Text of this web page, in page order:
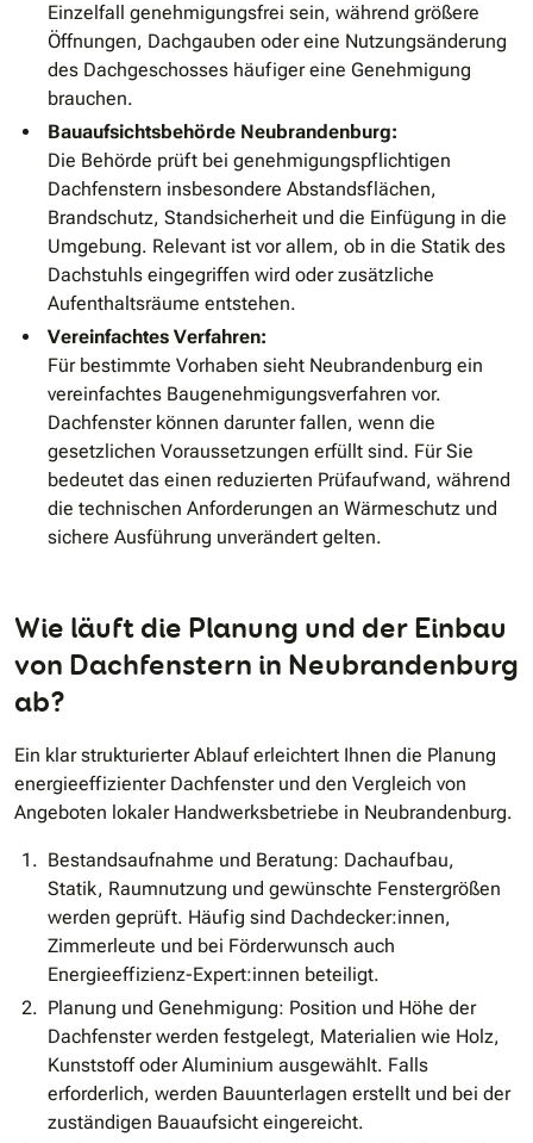
Einzelfall genehmigungsfrei sein, während größere
Öffnungen, Dachgauben oder eine Nutzungsänderung
des Dachgeschosses häufiger eine Genehmigung
brauchen.
Bauaufsichtsbehörde Neubrandenburg:
Die Behörde prüft bei genehmigungspflichtigen
Dachfenstern insbesondere Abstandsflächen,
Brandschutz, Standsicherheit und die Einfügung in die
Umgebung. Relevant ist vor allem, ob in die Statik des
Dachstuhls eingegriffen wird oder zusätzliche
Aufenthaltsräume entstehen.
Vereinfachtes Verfahren:
Für bestimmte Vorhaben sieht Neubrandenburg ein
vereinfachtes Baugenehmigungsverfahren vor.
Dachfenster können darunter fallen, wenn die
gesetzlichen Voraussetzungen erfüllt sind. Für Sie
bedeutet das einen reduzierten Prüfaufwand, während
die technischen Anforderungen an Wärmeschutz und
sichere Ausführung unverändert gelten.
Wie läuft die Planung und der Einbau
von Dachfenstern in Neubrandenburg
ab?
Ein klar strukturierter Ablauf erleichtert Ihnen die Planung
energieeffizienter Dachfenster und den Vergleich von
Angeboten lokaler Handwerksbetriebe in Neubrandenburg.
Bestandsaufnahme und Beratung: Dachaufbau,
Statik, Raumnutzung und gewünschte Fenstergrößen
werden geprüft. Häufig sind Dachdecker:innen,
Zimmerleute und bei Förderwunsch auch
Energieeffizienz-Expert:innen beteiligt.
Planung und Genehmigung: Position und Höhe der
Dachfenster werden festgelegt, Materialien wie Holz,
Kunststoff oder Aluminium ausgewählt. Falls
erforderlich, werden Bauunterlagen erstellt und bei der
zuständigen Bauaufsicht eingereicht.